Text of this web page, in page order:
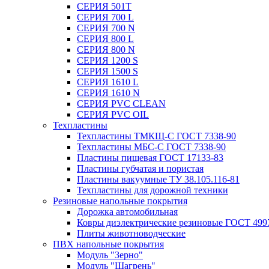
СЕРИЯ 501T
СЕРИЯ 700 L
СЕРИЯ 700 N
СЕРИЯ 800 L
СЕРИЯ 800 N
СЕРИЯ 1200 S
СЕРИЯ 1500 S
СЕРИЯ 1610 L
СЕРИЯ 1610 N
СЕРИЯ PVC CLEAN
СЕРИЯ PVC OIL
Техпластины
Техпластины ТМКЩ-С ГОСТ 7338-90
Техпластины МБС-С ГОСТ 7338-90
Пластины пищевая ГОСТ 17133-83
Пластины губчатая и пористая
Пластины вакуумные ТУ 38.105.116-81
Техпластины для дорожной техники
Резиновые напольные покрытия
Дорожка автомобильная
Ковры диэлектрические резиновые ГОСТ
Плиты животноводческие
ПВХ напольные покрытия
Модуль "Зерно"
Модуль "Шагрень"